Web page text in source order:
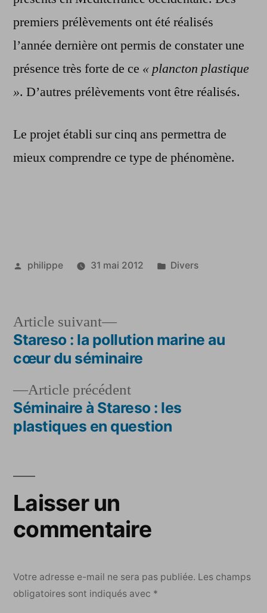
premiers prélèvements ont été réalisés
l’année dernière ont permis de constater une
présence très forte de ce « plancton plastique
». D’autres prélèvements vont être réalisés.
Le projet établi sur cinq ans permettra de
mieux comprendre ce type de phénomène.
Publié
philippe 31 mai 2012
Publié
Divers
Navigation
l’article
Article précédentArticle
précédent :
Séminaire à Stareso : les
plastiques en question
Article suivant
Article
suivant :
Stareso : la pollution marine au
cœur du séminaire
Laisser un
commentaire
Votre adresse e-mail ne sera pas publiée. Les champs
obligatoires sont indiqués avec *